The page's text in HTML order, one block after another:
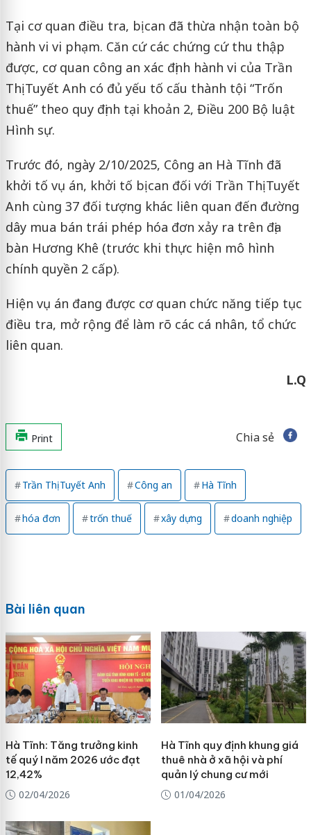
Tại cơ quan điều tra, bị can đã thừa nhận toàn bộ
hành vi vi phạm. Căn cứ các chứng cứ thu thập
được, cơ quan công an xác định hành vi của Trần
Thị Tuyết Anh có đủ yếu tố cấu thành tội “Trốn
thuế” theo quy định tại khoản 2, Điều 200 Bộ luật
Hình sự.
Trước đó, ngày 2/10/2025, Công an Hà Tĩnh đã
khởi tố vụ án, khởi tố bị can đối với Trần Thị Tuyết
Anh cùng 37 đối tượng khác liên quan đến đường
dây mua bán trái phép hóa đơn xảy ra trên địa
bàn Hương Khê (trước khi thực hiện mô hình
chính quyền 2 cấp).
Hiện vụ án đang được cơ quan chức năng tiếp tục
điều tra, mở rộng để làm rõ các cá nhân, tổ chức
liên quan.
L.Q
Print Chia sẻ
Trần Thị Tuyết Anh Công an Hà Tĩnh
hóa đơn trốn thuế xây dựng doanh nghiệp
Bài liên quan
Hà Tĩnh: Tăng trưởng kinh
tế quý I năm 2026 ước đạt
12,42%
02/04/2026
Hà Tĩnh quy định khung giá
thuê nhà ở xã hội và phí
quản lý chung cư mới
01/04/2026